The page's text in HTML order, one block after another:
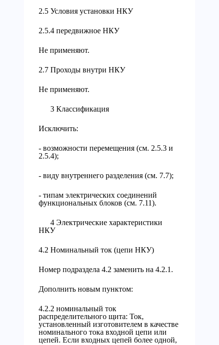
2.5 Условия установки НКУ
2.5.4 передвижное НКУ
Не применяют.
2.7 Проходы внутри НКУ
Не применяют.
3 Классификация
Исключить:
- возможности перемещения (см. 2.5.3 и
2.5.4);
- виду внутреннего разделения (см. 7.7);
- типам электрических соединений
функциональных блоков (см. 7.11).
4 Электрические характеристики
НКУ
4.2 Номинальный ток (цепи НКУ)
Номер подраздела 4.2 заменить на 4.2.1.
Дополнить новым пунктом:
4.2.2 номинальный ток
распределительного щита: Ток,
установленный изготовителем в качестве
номинального тока входной цепи или
цепей. Если входных цепей более одной,